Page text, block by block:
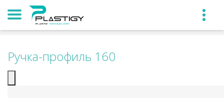
Ручка-профиль 160